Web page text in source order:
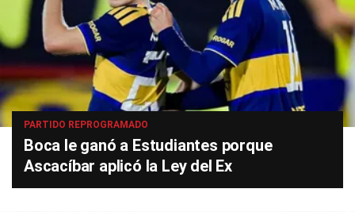
PARTIDO REPROGRAMADO
Boca le ganó a Estudiantes porque
Ascacíbar aplicó la Ley del Ex